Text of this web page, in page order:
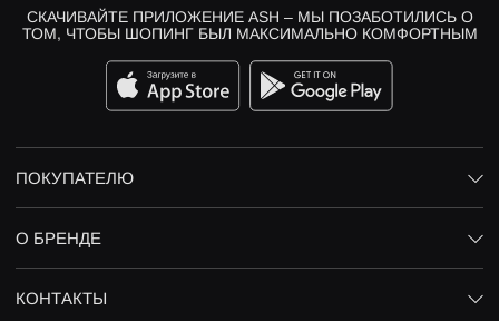
СКАЧИВАЙТЕ ПРИЛОЖЕНИЕ ASH – МЫ ПОЗАБОТИЛИСЬ О
ТОМ, ЧТОБЫ ШОПИНГ БЫЛ МАКСИМАЛЬНО КОМФОРТНЫМ
ПОКУПАТЕЛЮ
О БРЕНДЕ
КОНТАКТЫ